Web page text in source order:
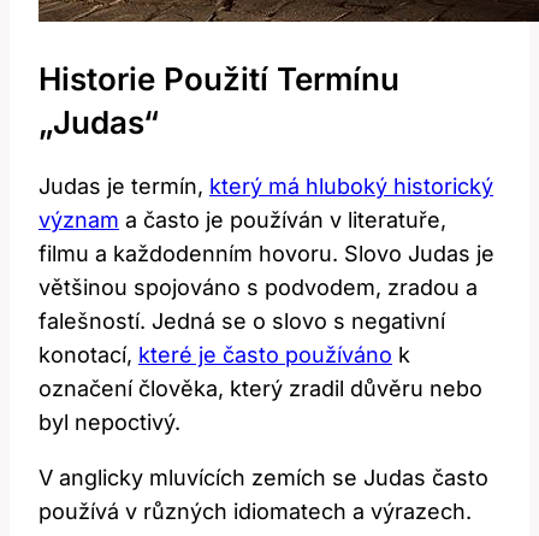
Historie Použití Termínu
„Judas“
Judas je termín, který má hluboký historický
význam a často je používán v literatuře,
filmu a každodenním hovoru. Slovo Judas je
většinou spojováno s podvodem, zradou a
falešností. Jedná se o slovo s negativní
konotací, které je často používáno k
označení člověka, který zradil důvěru nebo
byl nepoctivý.
V anglicky mluvících zemích se Judas často
používá v různých idiomatech a výrazech.